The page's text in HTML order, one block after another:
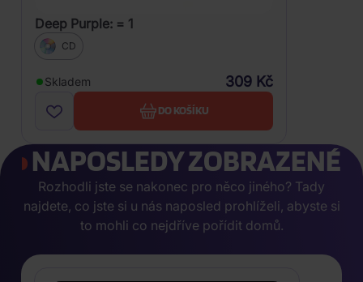
Deep Purple: = 1
CD
Skladem 309 Kč
DO KOŠÍKU
NAPOSLEDY ZOBRAZENÉ
Rozhodli jste se nakonec pro něco jiného? Tady
najdete, co jste si u nás naposled prohlíželi, abyste si
to mohli co nejdříve pořídit domů.